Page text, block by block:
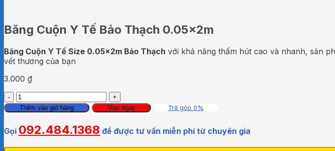
Băng Cuộn Y Tế Bảo Thạch 0.05x2m
Băng Cuộn Y Tế Size 0.05x2m Bảo Thạch với khả năng thấm hút cao và nhanh, sản
vết thương của bạn
3.000 ₫
Băng
Cuộn
Y
Tế
Bảo
Thêm vào giỏ hàng Mua ngay Trả góp 0%
Gọi 092.484.1368 để được tư vấn miễn phí từ chuyên gia